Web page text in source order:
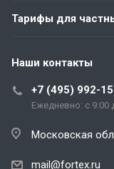
Тарифы для
Наши контакты
+7 (495) 992-
Ежедневно: с 9:00
Московская
mail@fortex.ru